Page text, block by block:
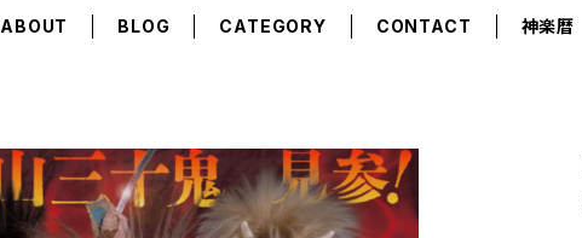
ABOUT BLOG CATEGORY CONTACT 神楽暦